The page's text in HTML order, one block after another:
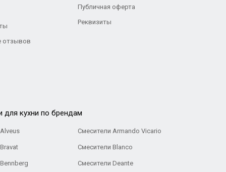
отзывов
Публичная оферта
Реквизиты
для кухни по брендам
Смесители Armando Vicario
Смесители Blanco
Смесители Deante